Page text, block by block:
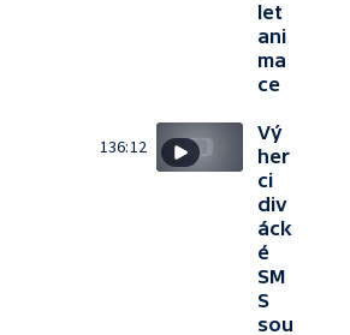
let
ani
ma
ce
136:12
Vý
her
ci
div
áck
é
SM
S
sou